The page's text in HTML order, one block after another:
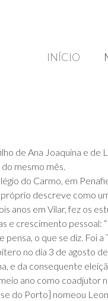
INÍCIO
de Ana Joaquina e de
mesmo mês.
do Carmo, em
descreve como
anos em Vilar, fez os
crescimento pessoal:
pensa, o que se diz. Foi
no dia 3 de agosto
e da consequente
ano como coadjutor
do Porto] nomeou